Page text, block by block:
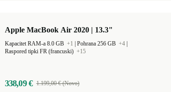
Apple MacBook Air 2020 | 13.3"
Kapacitet RAM-a 8.0 GB +1 Pohrana 256 GB +4
Raspored tipki FR (francuski) +15
338,09 € 1.199,00 € (Novo)